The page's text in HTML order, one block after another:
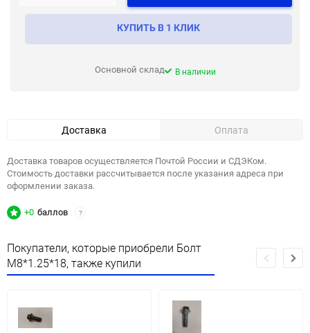
КУПИТЬ В 1 КЛИК
Основной склад В наличии
Доставка Оплата
Доставка товаров осуществляется Почтой России и СДЭКом.
Стоимость доставки рассчитывается после указания адреса при
оформлении заказа.
+0 баллов ?
Покупатели, которые приобрели Болт
М8*1.25*18, также купили